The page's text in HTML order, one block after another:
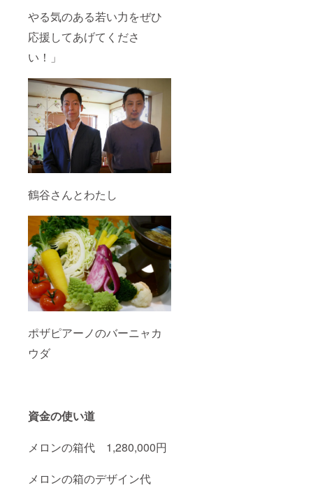
やる気のある若い力をぜひ
応援してあげてくださ
い！」
鶴谷さんとわたし
ポザピアーノのバーニャカ
ウダ
資金の使い道
メロンの箱代 1,280,000円
メロンの箱のデザイン代